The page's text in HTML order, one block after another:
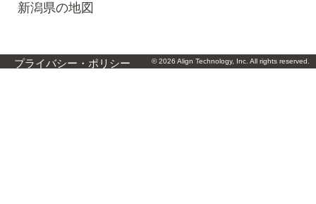
新潟県の地図
プライバシー・ポリシー © 2026 Align Technology, Inc. All rights reserved.